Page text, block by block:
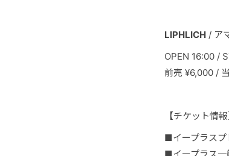
LIPHLICH / ア
OPEN 16:00 /
前売 ¥6,000 /
【チケット情報
■イープラス